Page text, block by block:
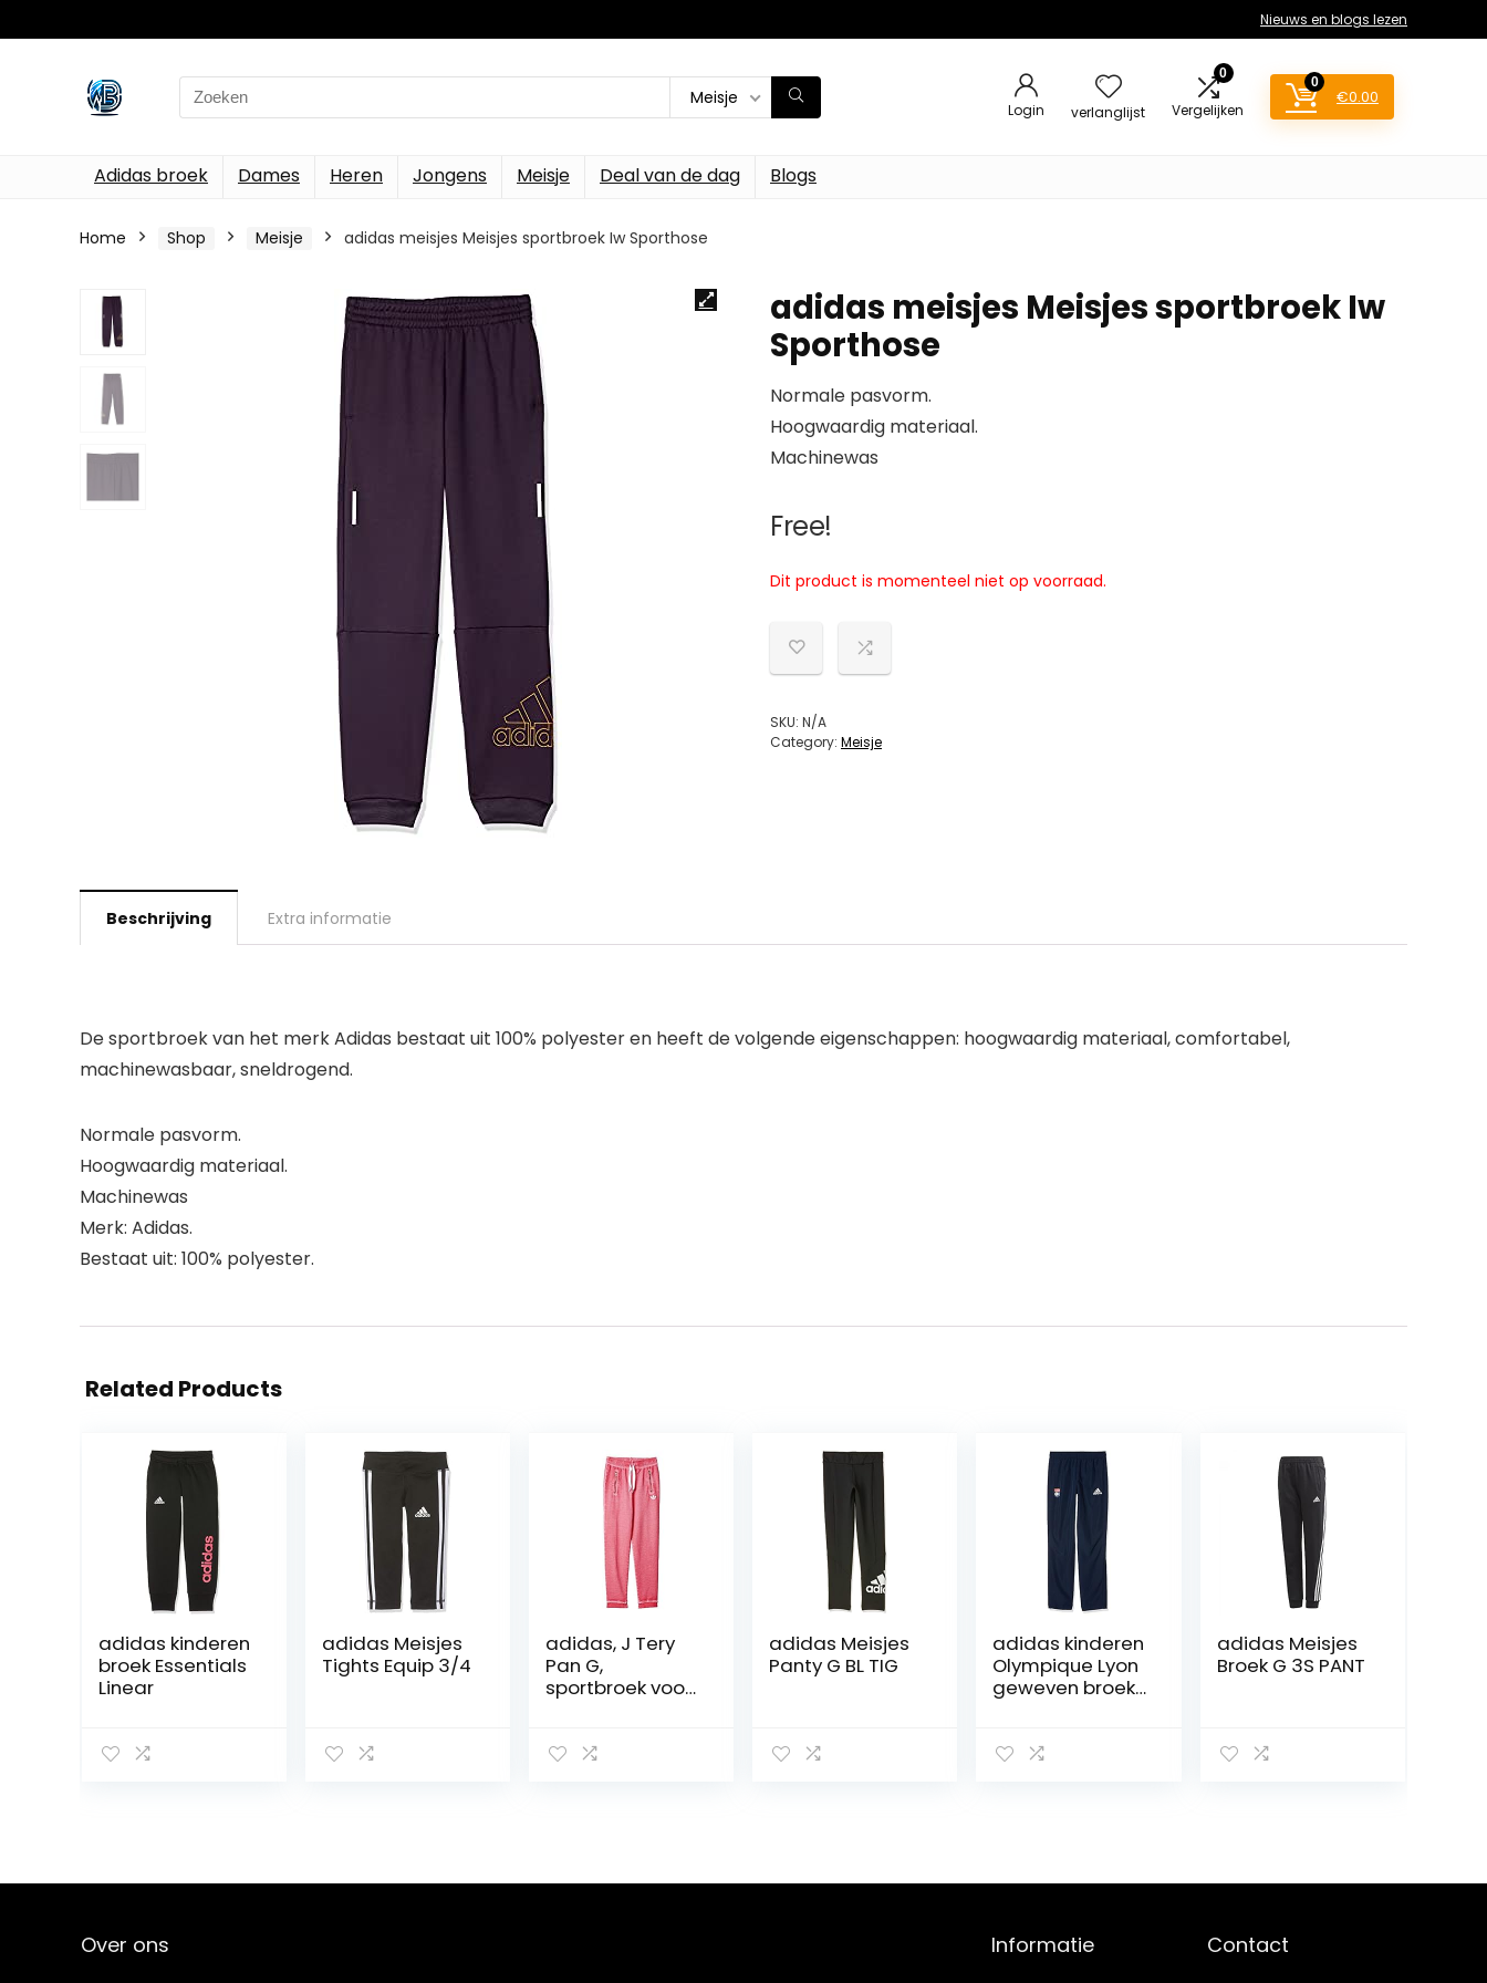
Nieuws en blogs lezen
Search
for:
Meisje
Login verlanglijst
0
Vergelijken
0
€0.00
Adidas broek Dames Heren Jongens Meisje Deal van de dag Blogs
Home Shop Meisje adidas meisjes Meisjes sportbroek Iw Sporthose
adidas meisjes Meisjes sportbroek Iw
Sporthose
Normale pasvorm.
Hoogwaardig materiaal.
Machinewas
Free!
Dit product is momenteel niet op voorraad.
SKU: N/A
Category: Meisje
Beschrijving Extra informatie
De sportbroek van het merk Adidas bestaat uit 100% polyester en heeft de volgende eigenschappen: hoogwaardig materiaal, comfortabel,
machinewasbaar, sneldrogend.
Normale pasvorm.
Hoogwaardig materiaal.
Machinewas
Merk: Adidas.
Bestaat uit: 100% polyester.
Related Products
adidas kinderen
broek Essentials
Linear
adidas Meisjes
Tights Equip 3/4
adidas, J Tery
Pan G,
sportbroek voor
adidas Meisjes
Panty G BL TIG
adidas kinderen
Olympique Lyon
geweven broek
adidas Meisjes
Broek G 3S PANT
Over ons Informatie Contact